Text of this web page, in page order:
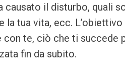
causato il disturbo, quali
la tua vita, ecc.
con te, ciò che ti
fin da subito.